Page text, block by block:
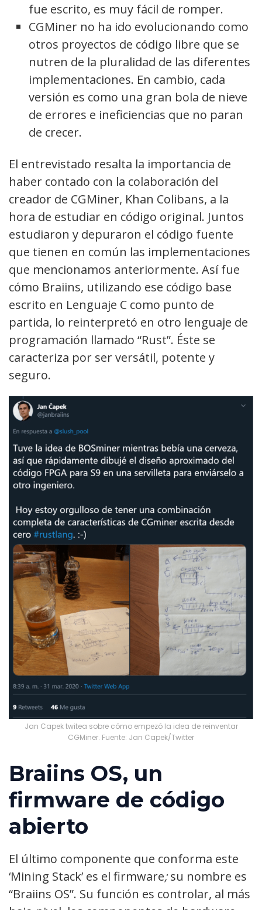
fue escrito, es muy fácil de romper.
CGMiner no ha ido evolucionando como
otros proyectos de código libre que se
nutren de la pluralidad de las diferentes
implementaciones. En cambio, cada
versión es como una gran bola de nieve
de errores e ineficiencias que no paran
de crecer.
El entrevistado resalta la importancia de
haber contado con la colaboración del
creador de CGMiner, Khan Colibans, a la
hora de estudiar en código original. Juntos
estudiaron y depuraron el código fuente
que tienen en común las implementaciones
que mencionamos anteriormente. Así fue
cómo Braiins, utilizando ese código base
escrito en Lenguaje C como punto de
partida, lo reinterpretó en otro lenguaje de
programación llamado “Rust”. Éste se
caracteriza por ser versátil, potente y
seguro.
Jan Capek twitea sobre cómo empezó la idea de reinventar
CGMiner. Fuente: Jan Capek/Twitter
Braiins OS, un
firmware de código
abierto
El último componente que conforma este
‘Mining Stack’ es el firmware;su nombre es
“Braiins OS”. Su función es controlar, al más